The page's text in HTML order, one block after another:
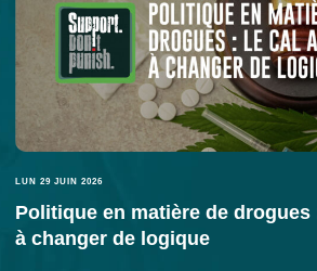
LUN 29 JUIN 2026
Politique en matière de drogues
à changer de logique